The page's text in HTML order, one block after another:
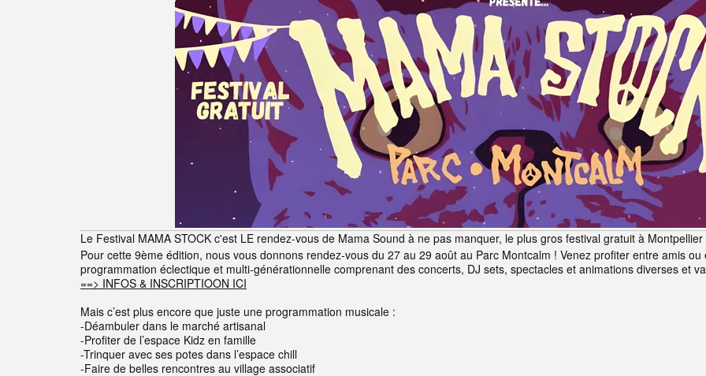
Le Festival MAMA STOCK c'est LE rendez-vous de Mama Sound à ne pas manquer, le plus gros festival gratuit à Montpellier
Pour cette 9ème édition, nous vous donnons rendez-vous du 27 au 29 août au Parc Montcalm ! Venez profiter entre amis
programmation éclectique et multi-générationnelle comprenant des concerts, DJ sets, spectacles et animations diverses et
==> INFOS & INSCRIPTIOON ICI
Mais c’est plus encore que juste une programmation musicale :
-Déambuler dans le marché artisanal
-Profiter de l’espace Kidz en famille
-Trinquer avec ses potes dans l’espace chill
-Faire de belles rencontres au village associatif